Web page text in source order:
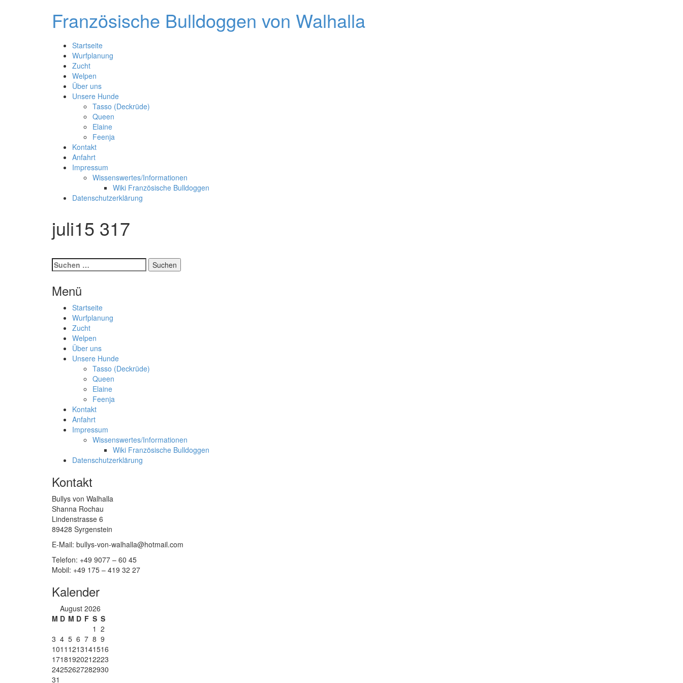
Französische Bulldoggen von Walhalla
Startseite
Wurfplanung
Zucht
Welpen
Über uns
Unsere Hunde
Tasso (Deckrüde)
Queen
Elaine
Feenja
Kontakt
Anfahrt
Impressum
Wissenswertes/Informationen
Wiki Französische Bulldoggen
Datenschutzerklärung
juli15 317
Suchen
nach:
Menü
Startseite
Wurfplanung
Zucht
Welpen
Über uns
Unsere Hunde
Tasso (Deckrüde)
Queen
Elaine
Feenja
Kontakt
Anfahrt
Impressum
Wissenswertes/Informationen
Wiki Französische Bulldoggen
Datenschutzerklärung
Kontakt
Bullys von Walhalla
Shanna Rochau
Lindenstrasse 6
89428 Syrgenstein
E-Mail: bullys-von-walhalla@hotmail.com
Telefon: +49 9077 – 60 45
Mobil: +49 175 – 419 32 27
Kalender
August 2026
M D M D F S S
1 2
3 4 5 6 7 8 9
1011 1213141516
17181920212223
24252627282930
31